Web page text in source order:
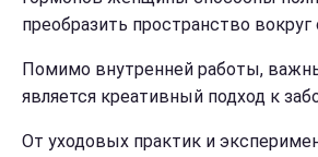
преобразить пространство вокруг
Помимо внутренней работы,
является креативный подход к
От уходовых практик и